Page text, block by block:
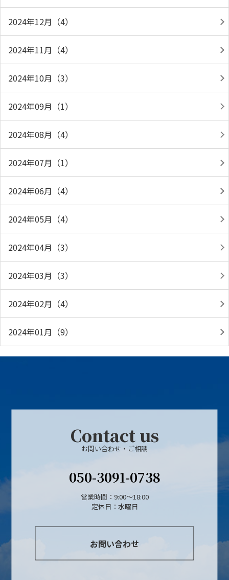
2024年12月（4）
2024年11月（4）
2024年10月（3）
2024年09月（1）
2024年08月（4）
2024年07月（1）
2024年06月（4）
2024年05月（4）
2024年04月（3）
2024年03月（3）
2024年02月（4）
2024年01月（9）
Contact us
お問い合わせ・ご相談
050-3091-0738
営業時間：9:00～18:00
定休日：水曜日
お問い合わせ